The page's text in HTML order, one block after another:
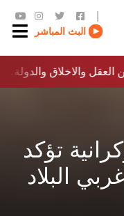
البث المباشر
تؤكد
البلاد